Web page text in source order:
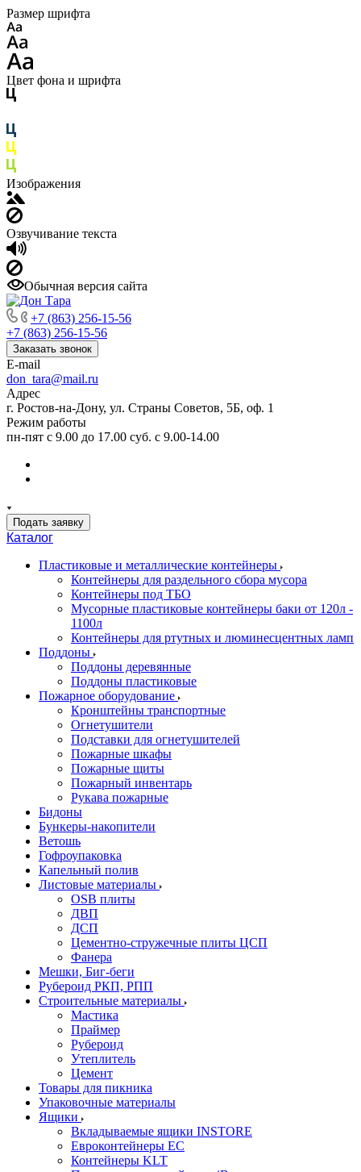
Размер шрифта
Цвет фона и шрифта
Изображения
Озвучивание текста
Обычная версия сайта
+7 (863) 256-15-56
+7 (863) 256-15-56
Заказать звонок
E-mail
don_tara@mail.ru
Адрес
г. Ростов-на-Дону, ул. Страны Советов, 5Б, оф. 1
Режим работы
пн-пят с 9.00 до 17.00 суб. с 9.00-14.00
Подать заявку
Каталог
Пластиковые и металлические контейнеры
Контейнеры для раздельного сбора мусора
Контейнеры под ТБО
Мусорные пластиковые контейнеры баки от 120л -
1100л
Контейнеры для ртутных и люминесцентных ламп
Поддоны
Поддоны деревянные
Поддоны пластиковые
Пожарное оборудование
Кронштейны транспортные
Огнетушители
Подставки для огнетушителей
Пожарные шкафы
Пожарные щиты
Пожарный инвентарь
Рукава пожарные
Бидоны
Бункеры-накопители
Ветошь
Гофроупаковка
Капельный полив
Листовые материалы
OSB плиты
ДВП
ДСП
Цементно-стружечные плиты ЦСП
Фанера
Мешки, Биг-беги
Рубероид РКП, РПП
Строительные материалы
Мастика
Праймер
Рубероид
Утеплитель
Цемент
Товары для пикника
Упаковочные материалы
Ящики
Вкладываемые ящики INSTORE
Евроконтейнеры ЕС
Контейнеры KLT